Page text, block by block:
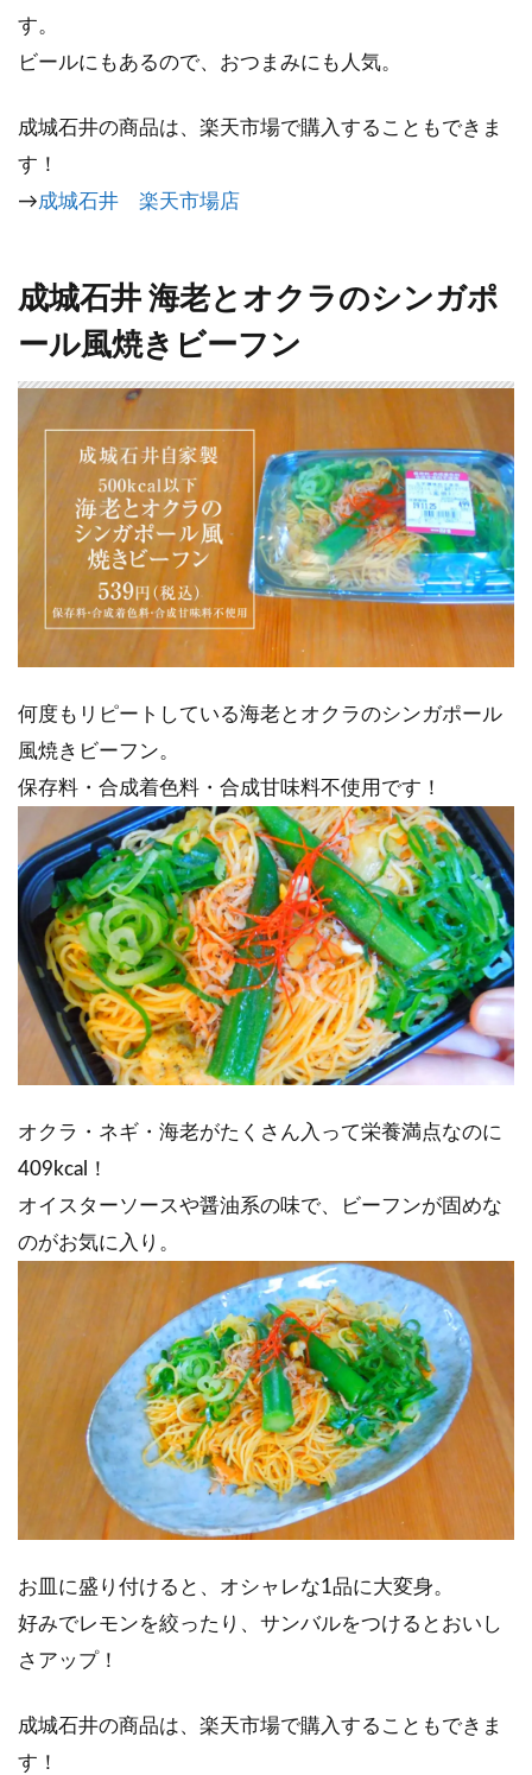
す。
ビールにもあるので、おつまみにも人気。
成城石井の商品は、楽天市場で購入することもできま
す！
→成城石井 楽天市場店
成城石井 海老とオクラのシンガポ
ール風焼きビーフン
何度もリピートしている海老とオクラのシンガポール
風焼きビーフン。
保存料・合成着色料・合成甘味料不使用です！
オクラ・ネギ・海老がたくさん入って栄養満点なのに
409kcal！
オイスターソースや醤油系の味で、ビーフンが固めな
のがお気に入り。
お皿に盛り付けると、オシャレな1品に大変身。
好みでレモンを絞ったり、サンバルをつけるとおいし
さアップ！
成城石井の商品は、楽天市場で購入することもできま
す！